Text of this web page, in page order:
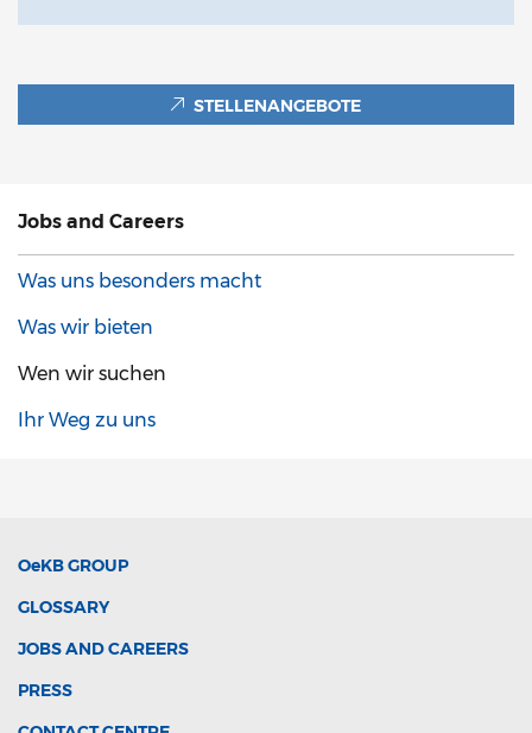
STELLENANGEBOTE
Jobs and Careers
Was uns besonders macht
Was wir bieten
Wen wir suchen
Ihr Weg zu uns
OeKBGROUP
GLOSSARY
JOBS AND CAREERS
PRESS